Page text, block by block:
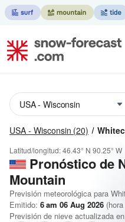
USA - Wisconsin (20)
Latitud/longitud:46.43° N 90.25° W
Pronóstico de
Mountain
Previsión meteorológica para
Emitido: 6 am 06 Aug 2026
Previsión de nieve actualizada en